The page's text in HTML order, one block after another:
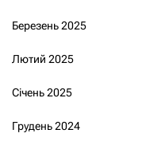
Березень 2025
Лютий 2025
Січень 2025
Грудень 2024